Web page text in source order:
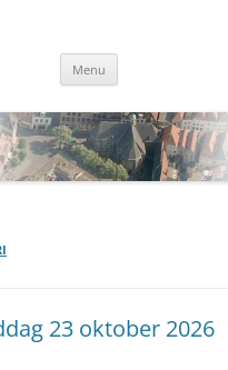
Menu
23 oktober 2026